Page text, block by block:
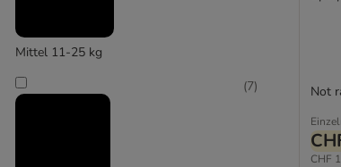
Greenwoods
Happy Dog
Mittel 11-25 kg
(7)
CHF
Not